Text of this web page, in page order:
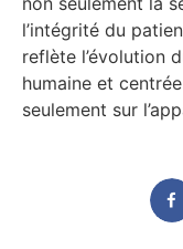
l’intégrité du
reflète l’évolution
humaine et
seulement sur